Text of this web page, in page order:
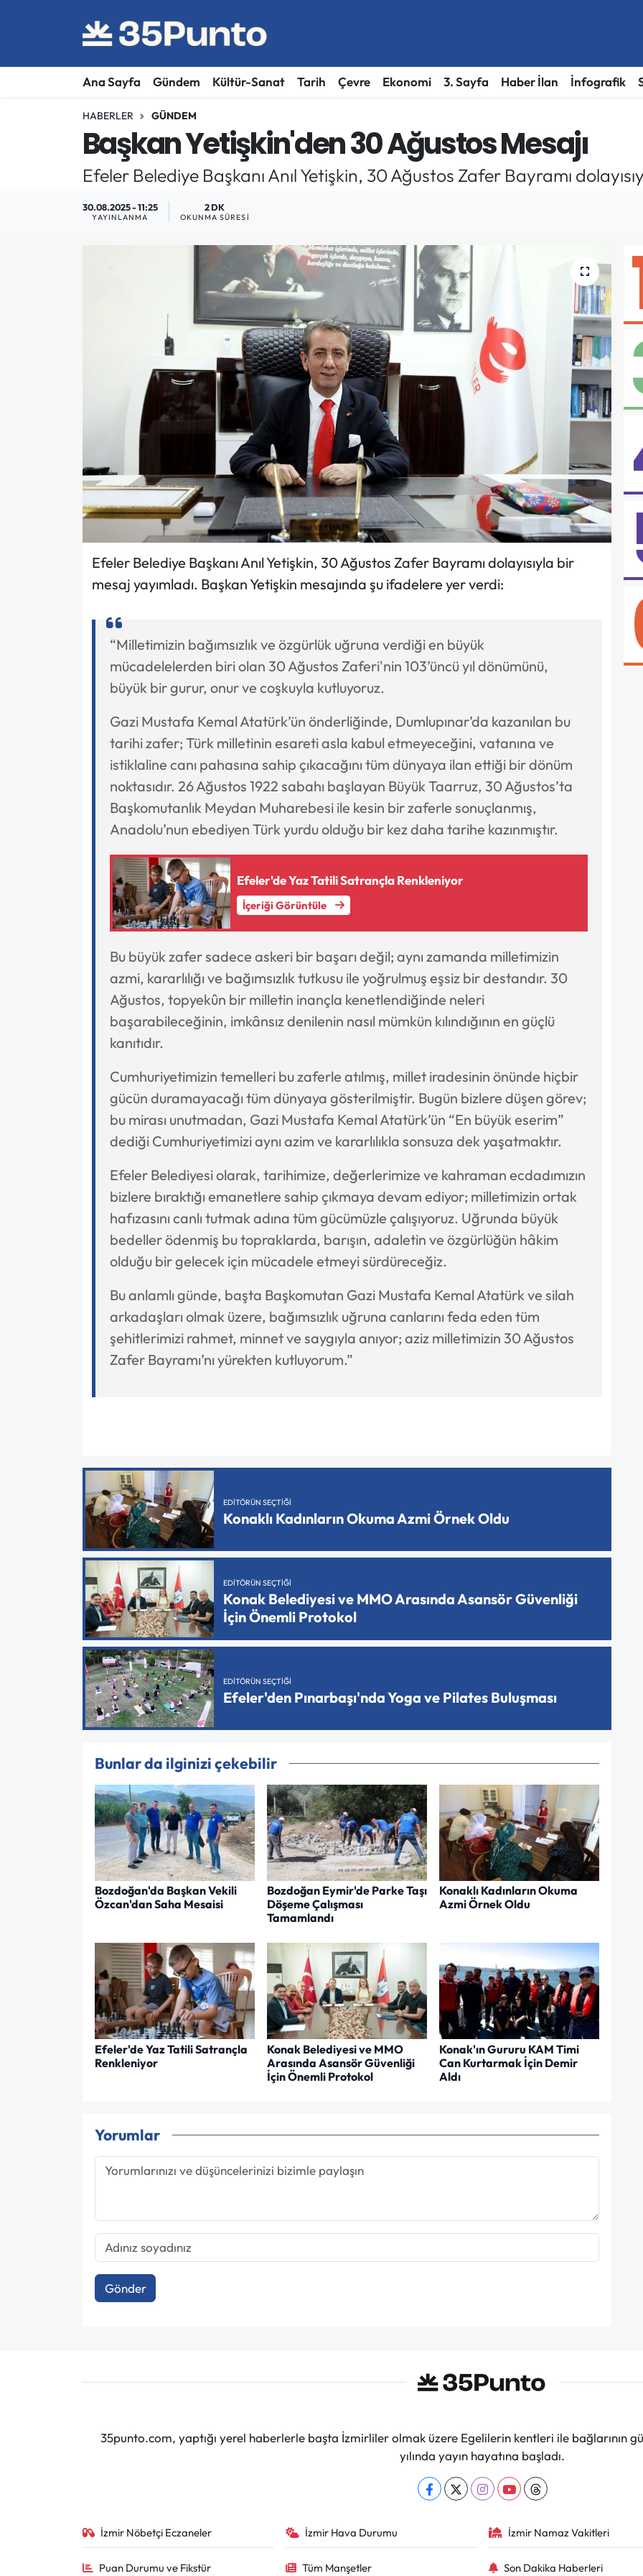
Ana Sayfa Gündem Kültür-Sanat Tarih Çevre Ekonomi 3. Sayfa Haber İlan İnfografik
HABERLER GÜNDEM
Başkan Yetişkin'den 30 Ağustos Mesajı
Efeler Belediye Başkanı Anıl Yetişkin, 30 Ağustos Zafer Bayramı
30.08.2025 - 11:25
YAYINLANMA
2 DK
OKUNMA SÜRESI
Efeler Belediye Başkanı Anıl Yetişkin, 30 Ağustos Zafer Bayramı dolayısıyla bir
mesaj yayımladı. Başkan Yetişkin mesajında şu ifadelere yer verdi:
“Milletimizin bağımsızlık ve özgürlük uğruna verdiği en büyük
mücadelelerden biri olan 30 Ağustos Zaferi'nin 103’üncü yıl dönümünü,
büyük bir gurur, onur ve coşkuyla kutluyoruz.
Gazi Mustafa Kemal Atatürk’ün önderliğinde, Dumlupınar’da kazanılan bu
tarihi zafer; Türk milletinin esareti asla kabul etmeyeceğini, vatanına ve
istiklaline canı pahasına sahip çıkacağını tüm dünyaya ilan ettiği bir dönüm
noktasıdır. 26 Ağustos 1922 sabahı başlayan Büyük Taarruz, 30 Ağustos’ta
Başkomutanlık Meydan Muharebesi ile kesin bir zaferle sonuçlanmış,
Anadolu’nun ebediyen Türk yurdu olduğu bir kez daha tarihe kazınmıştır.
Efeler'de Yaz Tatili Satrançla Renkleniyor
İçeriği Görüntüle
Bu büyük zafer sadece askeri bir başarı değil; aynı zamanda milletimizin
azmi, kararlılığı ve bağımsızlık tutkusu ile yoğrulmuş eşsiz bir destandır. 30
Ağustos, topyekûn bir milletin inançla kenetlendiğinde neleri
başarabileceğinin, imkânsız denilenin nasıl mümkün kılındığının en güçlü
kanıtıdır.
Cumhuriyetimizin temelleri bu zaferle atılmış, millet iradesinin önünde hiçbir
gücün duramayacağı tüm dünyaya gösterilmiştir. Bugün bizlere düşen görev;
bu mirası unutmadan, Gazi Mustafa Kemal Atatürk’ün “En büyük eserim”
dediği Cumhuriyetimizi aynı azim ve kararlılıkla sonsuza dek yaşatmaktır.
Efeler Belediyesi olarak, tarihimize, değerlerimize ve kahraman ecdadımızın
bizlere bıraktığı emanetlere sahip çıkmaya devam ediyor; milletimizin ortak
hafızasını canlı tutmak adına tüm gücümüzle çalışıyoruz. Uğrunda büyük
bedeller ödenmiş bu topraklarda, barışın, adaletin ve özgürlüğün hâkim
olduğu bir gelecek için mücadele etmeyi sürdüreceğiz.
Bu anlamlı günde, başta Başkomutan Gazi Mustafa Kemal Atatürk ve silah
arkadaşları olmak üzere, bağımsızlık uğruna canlarını feda eden tüm
şehitlerimizi rahmet, minnet ve saygıyla anıyor; aziz milletimizin 30 Ağustos
Zafer Bayramı’nı yürekten kutluyorum.”
EDITÖRÜN SEÇTIĞI
Konaklı Kadınların Okuma Azmi Örnek Oldu
EDITÖRÜN SEÇTIĞI
Konak Belediyesi ve MMO Arasında Asansör Güvenliği
İçin Önemli Protokol
EDITÖRÜN SEÇTIĞI
Efeler'den Pınarbaşı'nda Yoga ve Pilates Buluşması
Bunlar da ilginizi çekebilir
Bozdoğan'da Başkan Vekili
Özcan'dan Saha Mesaisi
Bozdoğan Eymir'de Parke Taşı
Döşeme Çalışması
Tamamlandı
Konaklı Kadınların Okuma
Azmi Örnek Oldu
Efeler'de Yaz Tatili Satrançla
Renkleniyor
Konak Belediyesi ve MMO
Arasında Asansör Güvenliği
İçin Önemli Protokol
Konak'ın Gururu KAM Timi
Can Kurtarmak İçin Demir
Aldı
Yorumlar
Gönder
35punto.com, yaptığı yerel haberlerle başta İzmirliler olmak üzere Egelilerin kentleri ile bağlarının
yılında yayın hayatına başladı.
İzmir Nöbetçi Eczaneler İzmir Hava Durumu İzmir Namaz Vakitleri
Puan Durumu ve Fikstür Tüm Manşetler Son Dakika Haberleri